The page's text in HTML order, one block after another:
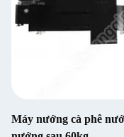
Máy nướng cà phê